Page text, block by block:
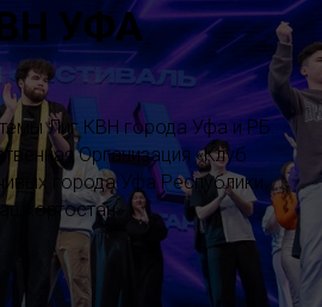
УФА
Лиг КВН города Уфа и РБ:
Организация «Клуб
города Уфа Республики